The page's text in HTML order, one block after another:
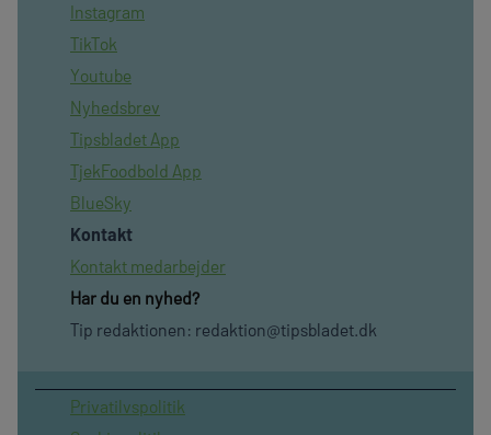
Instagram
TikTok
Youtube
Nyhedsbrev
Tipsbladet App
TjekFoodbold App
BlueSky
Kontakt
Kontakt medarbejder
Har du en nyhed?
Tip redaktionen: redaktion@tipsbladet.dk
Privatilvspolitik